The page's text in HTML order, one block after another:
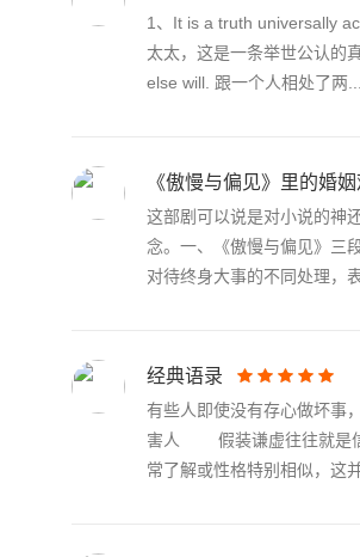
1、It is a truth universally
太太，这是一条举世公认的
else will. 跟一个人相处了两...
《傲慢与偏见》里的婚
这部剧可以说是对小说的神
念。一、《傲慢与偏见》三
对待终身大事的不同处理，
经典语录
有些人即使没有存心做坏事
害人 假装谦虚往往就是
常了解或性格特别相似，这